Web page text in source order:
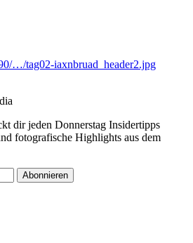
…/tag02-iaxnbruad_header2.jpg
dir jeden Donnerstag Insidertipps
fotografische Highlights aus dem
Abonnieren